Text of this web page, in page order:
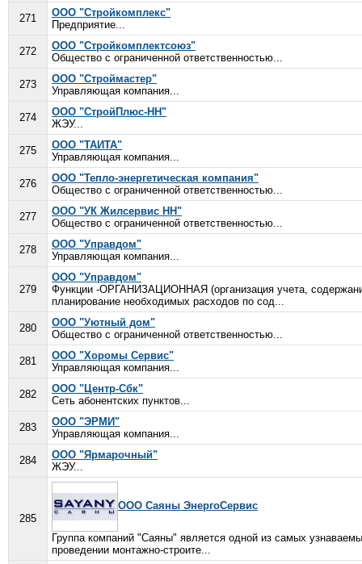
271
ООО "Стройкомплекс"
Предприятие...
272
ООО "Стройкомплектсоюз"
Общество с ограниченной ответственностью...
273
ООО "Строймастер"
Управляющая компания...
274
ООО "СтройПлюс-НН"
ЖЭУ...
275
ООО "ТАИТА"
Управляющая компания...
276
ООО "Тепло-энергетическая компания"
Общество с ограниченной ответственностью...
277
ООО "УК Жилсервис НН"
Общество с ограниченной ответственностью...
278
ООО "Управдом"
Управляющая компания...
279
ООО "Управдом"
Функции -ОРГАНИЗАЦИОННАЯ (организация учета,
планирование необходимых расходов по сод...
280
ООО "Уютный дом"
Общество с ограниченной ответственностью...
281
ООО "Хоромы Сервис"
Управляющая компания...
282
ООО "Центр-Сбк"
Сеть абонентских пунктов...
283
ООО "ЭРМИ"
Управляющая компания...
284
ООО "Ярмарочный"
ЖЭУ...
285
ООО Саяны ЭнергоСервис
Группа компаний "Саяны" является одной из самых
проведении монтажно-строите...